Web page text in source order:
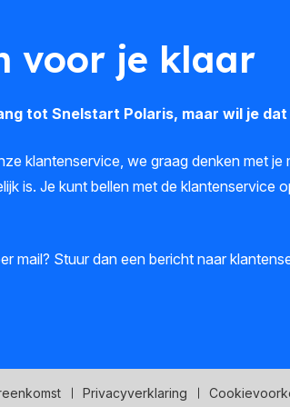
voor je klaar
tot Snelstart Polaris, maar wil je
klantenservice, we graag denken met je
is. Je kunt bellen met de klantenservice
mail? Stuur dan een bericht naar
Privacyverklaring